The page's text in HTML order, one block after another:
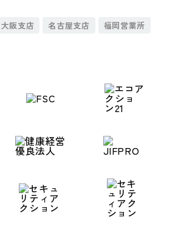
大阪支店 名古屋支店
福岡営業所